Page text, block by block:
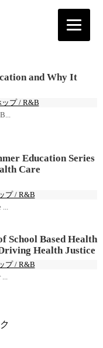
and Why It
ップ / R&B
Education Series
Care
プ / R&B
...
School Based Health
Health Justice
プ / R&B
...